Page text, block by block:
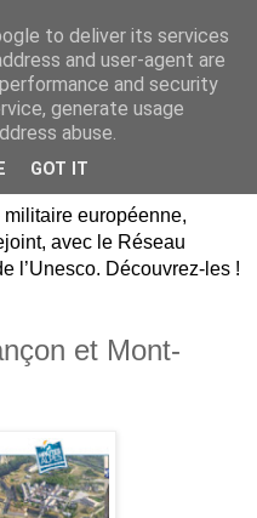
Dauphin,
Hautes-
européenne,
avec le Réseau
l’Unesco. Découvrez-les !
et Mont-
to deliver its services
and user-agent are
and security
generate usage
abuse.
GOT IT